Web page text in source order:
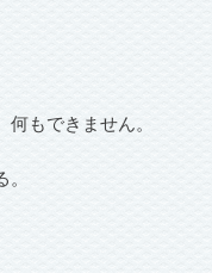
もできません。